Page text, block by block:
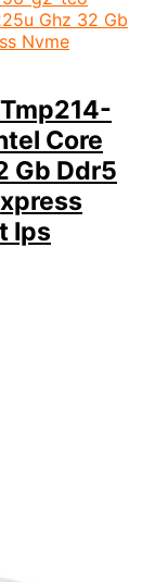
Core
Gb Ddr5
Ips